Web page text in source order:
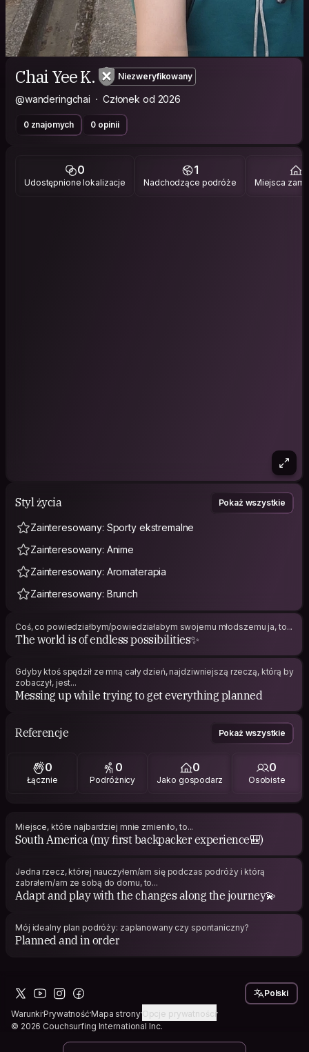
Chai Yee K. Niezweryfikowany
@wanderingchai Członek od 2026
0 znajomych 0 opinii
0
Udostępnione lokalizacje
1
Nadchodzące podróże Miejsca
Styl życia Pokaż wszystkie
Zainteresowany: Sporty ekstremalne
Zainteresowany: Anime
Zainteresowany: Aromaterapia
Zainteresowany: Brunch
Coś, co powiedziałbym/powiedziałabym swojemu młodszemu ja, to...
The world is of endless possibilities✨
Gdyby ktoś spędził ze mną cały dzień, najdziwniejszą rzeczą, którą by
zobaczył, jest...
Messing up while trying to get everything planned
Referencje Pokaż wszystkie
0
Łącznie
0
Podróżnicy
0
Jako gospodarz
0
Osobiste
Miejsce, które najbardziej mnie zmieniło, to...
South America (my first backpacker experience🎒)
Jedna rzecz, której nauczyłem/am się podczas podróży i którą
zabrałem/am ze sobą do domu, to...
Adapt and play with the changes along the journey💫
Mój idealny plan podróży: zaplanowany czy spontaniczny?
Planned and in order
WarunkiPrywatnośćMapa stronyOpcje prywatności
© 2026 Couchsurfing International Inc.
Polski